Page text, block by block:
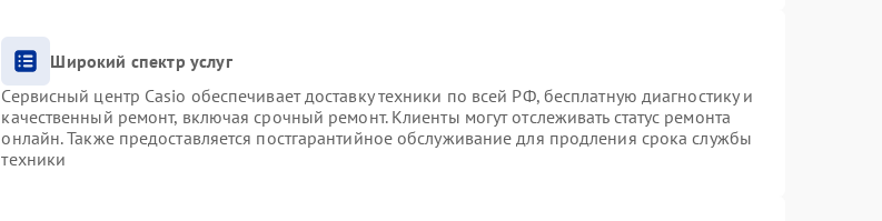
Широкий спектр услуг
Сервисный центр Casio обеспечивает доставку техники по всей РФ, бесплатную диагностику и
качественный ремонт, включая срочный ремонт. Клиенты могут отслеживать статус ремонта
онлайн. Также предоставляется постгарантийное обслуживание для продления срока службы
техники